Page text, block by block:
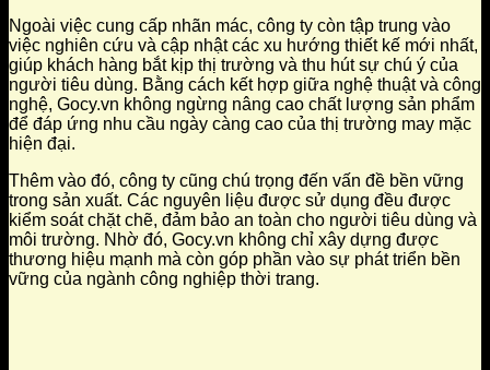
Ngoài việc cung cấp nhãn mác, công ty còn tập trung vào
việc nghiên cứu và cập nhật các xu hướng thiết kế mới nhất,
giúp khách hàng bắt kịp thị trường và thu hút sự chú ý của
người tiêu dùng. Bằng cách kết hợp giữa nghệ thuật và công
nghệ, Gocy.vn không ngừng nâng cao chất lượng sản phẩm
để đáp ứng nhu cầu ngày càng cao của thị trường may mặc
hiện đại.
Thêm vào đó, công ty cũng chú trọng đến vấn đề bền vững
trong sản xuất. Các nguyên liệu được sử dụng đều được
kiểm soát chặt chẽ, đảm bảo an toàn cho người tiêu dùng và
môi trường. Nhờ đó, Gocy.vn không chỉ xây dựng được
thương hiệu mạnh mà còn góp phần vào sự phát triển bền
vững của ngành công nghiệp thời trang.